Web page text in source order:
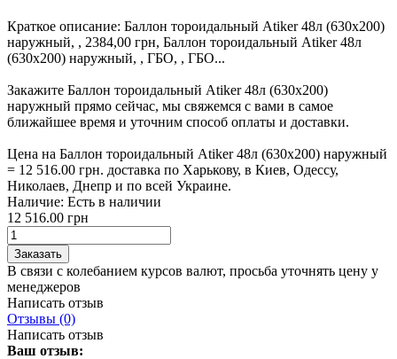
Краткое описание: Баллон тороидальный Atiker 48л (630х200)
наружный, , 2384,00 грн, Баллон тороидальный Atiker 48л
(630х200) наружный, , ГБО, , ГБО...
Закажите Баллон тороидальный Atiker 48л (630х200)
наружный прямо сейчас, мы свяжемся с вами в самое
ближайшее время и уточним способ оплаты и доставки.
Цена на Баллон тороидальный Atiker 48л (630х200) наружный
= 12 516.00 грн. доставка по Харькову, в Киев, Одессу,
Николаев, Днепр и по всей Украине.
Наличие: Есть в наличии
12 516.00 грн
В связи с колебанием курсов валют, просьба уточнять цену у
менеджеров
Написать отзыв
Отзывы (0)
Написать отзыв
Ваш отзыв: